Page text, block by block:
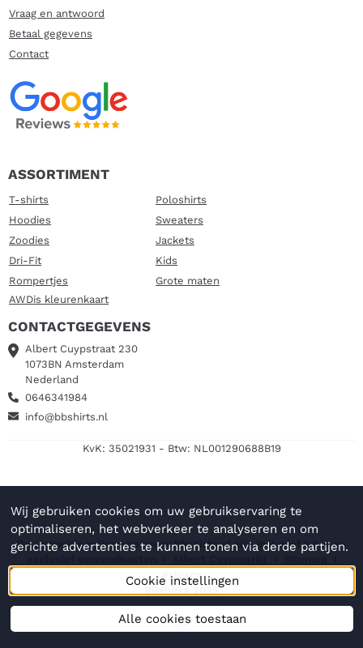
Vraag en antwoord
Betaal gegevens
Contact
ASSORTIMENT
T-shirts
Poloshirts
Hoodies
Sweaters
Zoodies
Jackets
Dri-Fit
Kids
Rompertjes
Grote maten
AWDis kleurenkaart
CONTACTGEGEVENS
Albert Cuypstraat 230
1073BN Amsterdam
Nederland
0646341984
info@bbshirts.nl
KvK: 35021931 - Btw: NL001290688B19
De vermelde prijzen op www.bbshirts.nl zijn inclusief b.t.w en
Privacy
BBshirts 2025
Wij gebruiken cookies om uw gebruikservaring te
optimaliseren, het webverkeer te analyseren en om
gerichte advertenties te kunnen tonen via derde partijen.
Cookie instellingen
Alle cookies toestaan